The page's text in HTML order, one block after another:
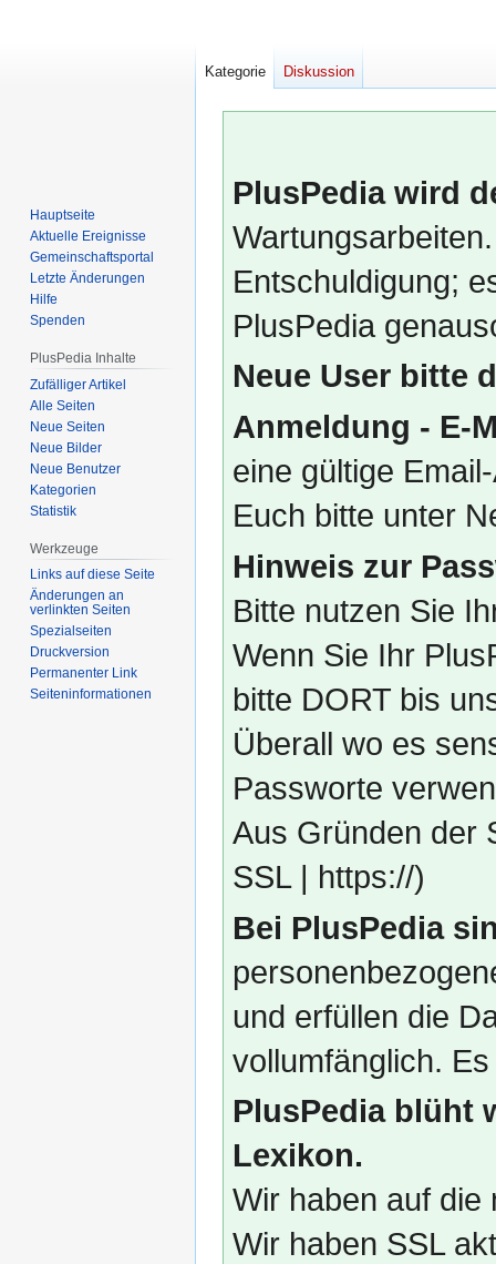
PlusPedia wird
Entschuldigung;
PlusPedia
Neue User bitte
Anmeldung - E-
eine gültige
Euch bitte unter
Hinweis zur
Bitte nutzen Sie
Wenn Sie Ihr
bitte DORT bis
Überall wo es
Passworte
Aus Gründen der
SSL | https://)
Bei PlusPedia
und erfüllen die
vollumfänglich.
PlusPedia blüht
Lexikon.
Wir haben auf die
Wir haben SSL
Kategorie Diskussion
Hauptseite
Aktuelle Ereignisse
Gemeinschafts­portal
Letzte Änderungen
Hilfe
Spenden
PlusPedia Inhalte
Zufälliger Artikel
Alle Seiten
Neue Seiten
Neue Bilder
Neue Benutzer
Kategorien
Statistik
Werkzeuge
Links auf diese Seite
Änderungen an
verlinkten Seiten
Spezialseiten
Druckversion
Permanenter Link
Seiten­­informationen